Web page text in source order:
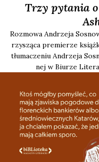
Trzy pytania
Roz­mo­wa Andrze­ja
rzy­szą­ca pre­mie­rze
tłu­ma­cze­niu Andrze­ja
nej w Biu­rze